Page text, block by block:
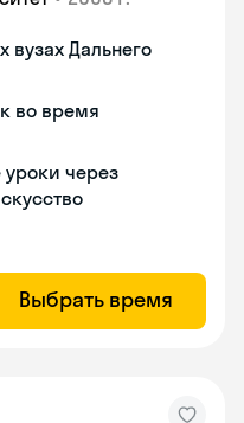
вузах Дальнего
во время
уроки через
Выбрать время